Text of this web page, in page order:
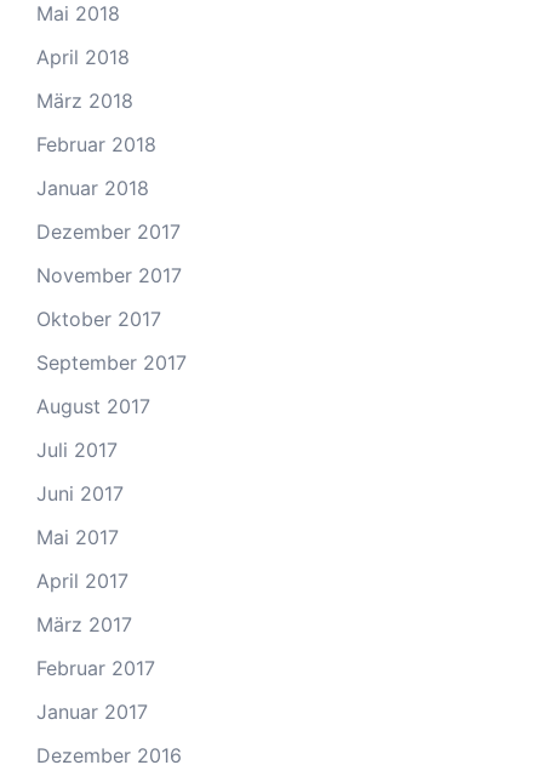
Mai 2018
April 2018
März 2018
Februar 2018
Januar 2018
Dezember 2017
November 2017
Oktober 2017
September 2017
August 2017
Juli 2017
Juni 2017
Mai 2017
April 2017
März 2017
Februar 2017
Januar 2017
Dezember 2016